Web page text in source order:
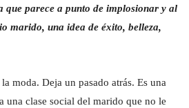
parece a punto de implosionar y al
marido, una idea de éxito, belleza,
moda. Deja un pasado atrás. Es una
una clase social del marido que no le